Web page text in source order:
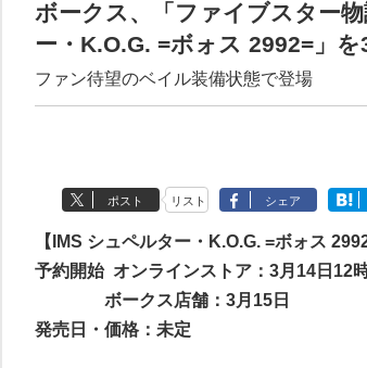
ボークス、「ファイブスター
ー・K.O.G. =ボォス 2992=」
ファン待望のベイル装備状態で登場
ポスト リスト シェア
【IMS シュペルター・K.O.G. =ボォス
予約開始 オンラインストア：3月14日12
ボークス店舗：3月15日
発売日・価格：未定